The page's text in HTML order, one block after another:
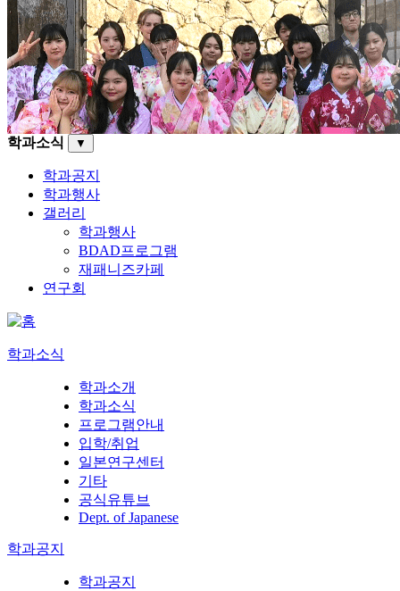
학과소식 ▼
학과공지
학과행사
갤러리
학과행사
BDAD프로그램
재패니즈카페
연구회
학과소식
학과소개
학과소식
프로그램안내
입학/취업
일본연구센터
기타
공식유튜브
Dept. of Japanese
학과공지
학과공지